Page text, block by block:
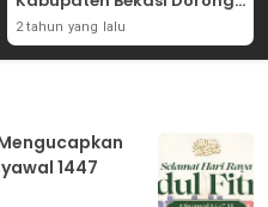
Angka Partisipasi
Masyarakat
2 tahun yang lalu
1447